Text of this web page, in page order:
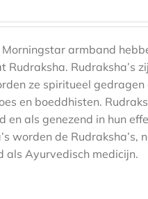
armband
Rudraksha’s
ze spiritueel
en boeddhisten.
en als genezend in hun
worden de Rudraksha’s,
als Ayurvedisch medicijn.